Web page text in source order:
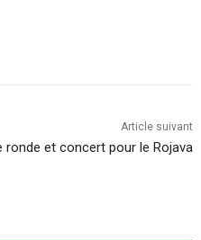
Article suivant
ronde et concert pour le Rojava